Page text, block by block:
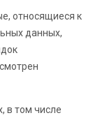
относящиеся к
данных,
в том числе